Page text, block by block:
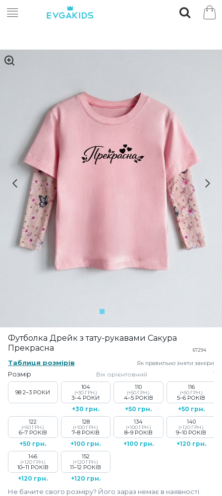
Футболка Дрейк з тату-рукавами Сакура
Прекрасна
67294
Таблиця розмірів Як правильно зняти заміри
Розмір Вік орієнтовний
98 2–3 РОКИ
104
(+30 ГРН.)
3–4 РОКИ
+30 грн.
110
(+50 ГРН.)
4–5 РОКІВ
+50 грн.
116
(+50 ГРН.)
5–6 РОКІВ
+50 грн.
122
(+50 ГРН.)
6–7 РОКІВ
+50 грн.
128
(+100 ГРН.)
7–8 РОКІВ
+100 грн.
134
(+100 ГРН.)
8–9 РОКІВ
+100 грн.
140
(+120 ГРН.)
9–10 РОКІВ
+120 грн.
146
(+120 ГРН.)
10–11 РОКІВ
+120 грн.
152
(+120 ГРН.)
11–12 РОКІВ
+120 грн.
Не бачите свого розміру? Його зараз немає в наявності.